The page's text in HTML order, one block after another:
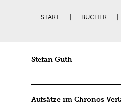
START BÜCHER
Stefan Guth
Aufsätze im Chronos